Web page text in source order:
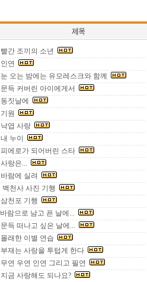
빨간 조끼의 소년
인연
눈 오는 밤에는 유모레스크와 함께
문득 커버린 아이에게서
동짓날에
기원
낙엽 사랑
내 누이
피에로가 되어버린 스타
사랑은...
바람에 실려
백천사 사진 기행
삼천포 기행
바람으로 남고 픈 날에...
문득 떠나고 싶은 날에...
몰래한 이별 연습
부재는 사랑을 투텁게 한다
무연 우연 인연 그리고 필연
지금 사랑해도 되나요?